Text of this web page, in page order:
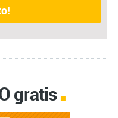
gratis